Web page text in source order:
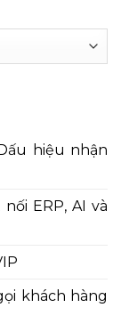
hiệu nhận
ERP, AI và
khách hàng